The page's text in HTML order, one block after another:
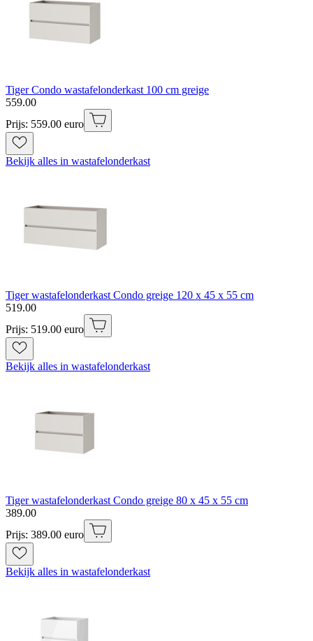
Tiger Condo wastafelonderkast 100 cm greige
559.00
Prijs: 559.00 euro
Bekijk alles in wastafelonderkast
Tiger wastafelonderkast Condo greige 120 x 45 x 55 cm
519.00
Prijs: 519.00 euro
Bekijk alles in wastafelonderkast
Tiger wastafelonderkast Condo greige 80 x 45 x 55 cm
389.00
Prijs: 389.00 euro
Bekijk alles in wastafelonderkast